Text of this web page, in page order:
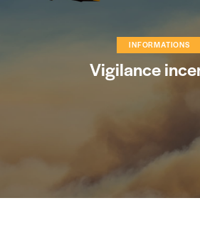
INFORMATIONS
Vigilance